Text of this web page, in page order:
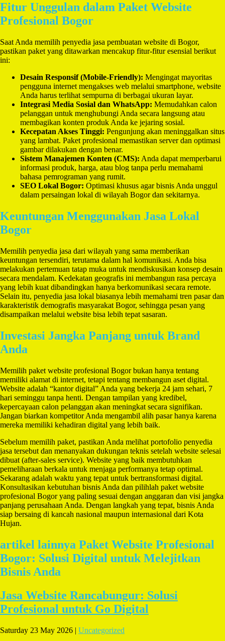
Fitur Unggulan dalam Paket Website
Profesional Bogor
Saat Anda memilih penyedia jasa pembuatan website di Bogor,
pastikan paket yang ditawarkan mencakup fitur-fitur esensial berikut
ini:
Desain Responsif (Mobile-Friendly): Mengingat mayoritas
pengguna internet mengakses web melalui smartphone, website
Anda harus terlihat sempurna di berbagai ukuran layar.
Integrasi Media Sosial dan WhatsApp: Memudahkan calon
pelanggan untuk menghubungi Anda secara langsung atau
membagikan konten produk Anda ke jejaring sosial.
Kecepatan Akses Tinggi: Pengunjung akan meninggalkan situs
yang lambat. Paket profesional memastikan server dan optimasi
gambar dilakukan dengan benar.
Sistem Manajemen Konten (CMS): Anda dapat memperbarui
informasi produk, harga, atau blog tanpa perlu memahami
bahasa pemrograman yang rumit.
SEO Lokal Bogor: Optimasi khusus agar bisnis Anda unggul
dalam persaingan lokal di wilayah Bogor dan sekitarnya.
Keuntungan Menggunakan Jasa Lokal
Bogor
Memilih penyedia jasa dari wilayah yang sama memberikan
keuntungan tersendiri, terutama dalam hal komunikasi. Anda bisa
melakukan pertemuan tatap muka untuk mendiskusikan konsep desain
secara mendalam. Kedekatan geografis ini membangun rasa percaya
yang lebih kuat dibandingkan hanya berkomunikasi secara remote.
Selain itu, penyedia jasa lokal biasanya lebih memahami tren pasar dan
karakteristik demografis masyarakat Bogor, sehingga pesan yang
disampaikan melalui website bisa lebih tepat sasaran.
Investasi Jangka Panjang untuk Brand
Anda
Memilih paket website profesional Bogor bukan hanya tentang
memiliki alamat di internet, tetapi tentang membangun aset digital.
Website adalah “kantor digital” Anda yang bekerja 24 jam sehari, 7
hari seminggu tanpa henti. Dengan tampilan yang kredibel,
kepercayaan calon pelanggan akan meningkat secara signifikan.
Jangan biarkan kompetitor Anda mengambil alih pasar hanya karena
mereka memiliki kehadiran digital yang lebih baik.
Sebelum memilih paket, pastikan Anda melihat portofolio penyedia
jasa tersebut dan menanyakan dukungan teknis setelah website selesai
dibuat (after-sales service). Website yang baik membutuhkan
pemeliharaan berkala untuk menjaga performanya tetap optimal.
Sekarang adalah waktu yang tepat untuk bertransformasi digital.
Konsultasikan kebutuhan bisnis Anda dan pilihlah paket website
profesional Bogor yang paling sesuai dengan anggaran dan visi jangka
panjang perusahaan Anda. Dengan langkah yang tepat, bisnis Anda
siap bersaing di kancah nasional maupun internasional dari Kota
Hujan.
artikel lainnya Paket Website Profesional
Bogor: Solusi Digital untuk Melejitkan
Bisnis Anda
Jasa Website Rancabungur: Solusi
Profesional untuk Go Digital
Saturday 23 May 2026 | Uncategorized